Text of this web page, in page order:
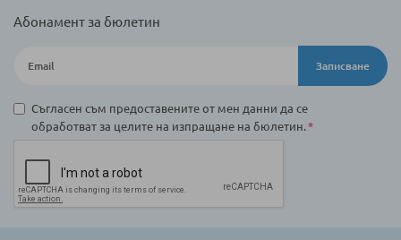
Абонамент за бюлетин
Записване
Съгласен съм предоставените от мен данни да се
обработват за целите на изпращане на бюлетин.